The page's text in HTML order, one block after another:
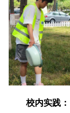
校内实践